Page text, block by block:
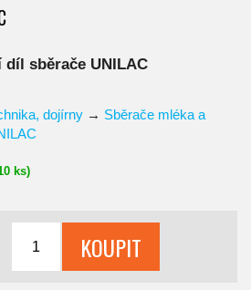
díl sběrače UNILAC
dojírny → Sběrače mléka a
ks)